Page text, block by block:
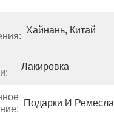
Хайнань, Китай
Лакировка
Подарки И Ремесла